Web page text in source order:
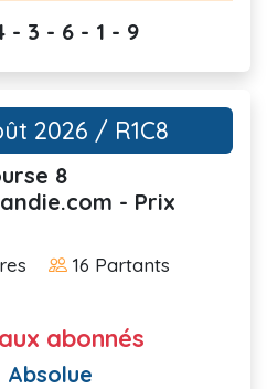
- 3 - 6 - 1 - 9
2026 / R1C8
8
- Prix
16 Partants
abonnés
Absolue